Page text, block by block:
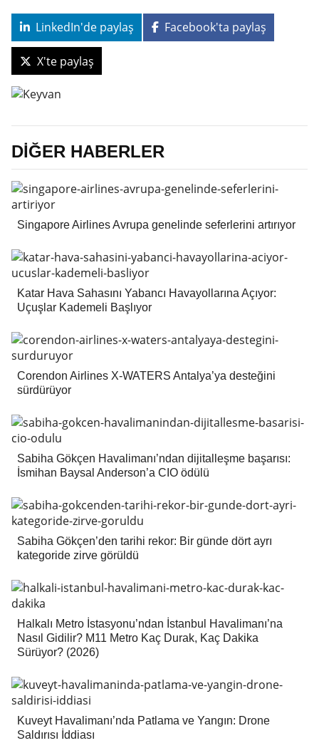
LinkedIn'de paylaş Facebook'ta paylaş
X'te paylaş
DİĞER HABERLER
Singapore Airlines Avrupa genelinde seferlerini artırıyor
Katar Hava Sahasını Yabancı Havayollarına Açıyor:
Uçuşlar Kademeli Başlıyor
Corendon Airlines X-WATERS Antalya’ya desteğini
sürdürüyor
Sabiha Gökçen Havalimanı’ndan dijitalleşme başarısı:
İsmihan Baysal Anderson’a CIO ödülü
Sabiha Gökçen’den tarihi rekor: Bir günde dört ayrı
kategoride zirve görüldü
Halkalı Metro İstasyonu’ndan İstanbul Havalimanı’na
Nasıl Gidilir? M11 Metro Kaç Durak, Kaç Dakika
Sürüyor? (2026)
Kuveyt Havalimanı’nda Patlama ve Yangın: Drone
Saldırısı İddiası